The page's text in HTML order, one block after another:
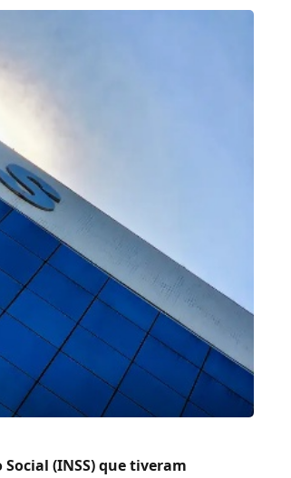
(INSS) que tiveram